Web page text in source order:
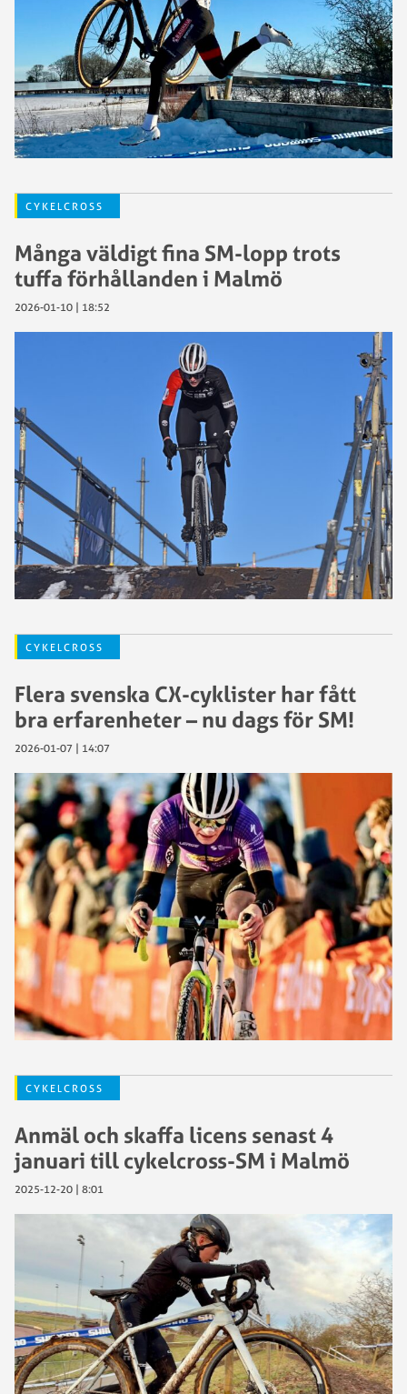
CYKELCROSS
Många väldigt fina SM-lopp trots
tuffa förhållanden i Malmö
2026-01-10 | 18:52
CYKELCROSS
Flera svenska CX-cyklister har fått
bra erfarenheter – nu dags för SM!
2026-01-07 | 14:07
CYKELCROSS
Anmäl och skaffa licens senast 4
januari till cykelcross-SM i Malmö
2025-12-20 | 8:01